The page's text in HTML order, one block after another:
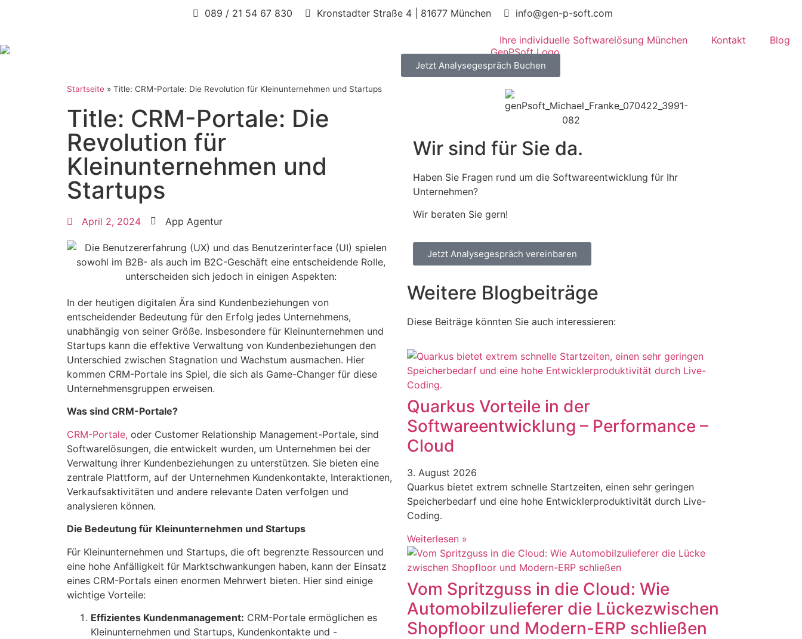
089 / 21 54 67 830 Kronstadter Straße 4 | 81677 München info@gen-p-soft.com
Ihre individuelle Softwarelösung München Kontakt Blog
Jetzt Analysegespräch Buchen
Startseite » Title: CRM-Portale: Die Revolution für Kleinunternehmen und Startups
Title: CRM-Portale: Die
Revolution für
Kleinunternehmen und
Startups
April 2, 2024 App Agentur
In der heutigen digitalen Ära sind Kundenbeziehungen von
entscheidender Bedeutung für den Erfolg jedes Unternehmens,
unabhängig von seiner Größe. Insbesondere für Kleinunternehmen und
Startups kann die effektive Verwaltung von Kundenbeziehungen den
Unterschied zwischen Stagnation und Wachstum ausmachen. Hier
kommen CRM-Portale ins Spiel, die sich als Game-Changer für diese
Unternehmensgruppen erweisen.
Was sind CRM-Portale?
CRM-Portale, oder Customer Relationship Management-Portale, sind
Softwarelösungen, die entwickelt wurden, um Unternehmen bei der
Verwaltung ihrer Kundenbeziehungen zu unterstützen. Sie bieten eine
zentrale Plattform, auf der Unternehmen Kundenkontakte, Interaktionen,
Verkaufsaktivitäten und andere relevante Daten verfolgen und
analysieren können.
Die Bedeutung für Kleinunternehmen und Startups
Für Kleinunternehmen und Startups, die oft begrenzte Ressourcen und
eine hohe Anfälligkeit für Marktschwankungen haben, kann der Einsatz
eines CRM-Portals einen enormen Mehrwert bieten. Hier sind einige
wichtige Vorteile:
Effizientes Kundenmanagement: CRM-Portale ermöglichen es
Kleinunternehmen und Startups, Kundenkontakte und -
Wir sind für Sie da.
Haben Sie Fragen rund um die Softwareentwicklung für Ihr
Unternehmen?
Wir beraten Sie gern!
Jetzt Analysegespräch vereinbaren
Weitere Blogbeiträge
Diese Beiträge könnten Sie auch interessieren:
Quarkus Vorteile in der
Softwareentwicklung – Performance –
Cloud
3. August 2026
Quarkus bietet extrem schnelle Startzeiten, einen sehr geringen
Speicherbedarf und eine hohe Entwicklerproduktivität durch Live-
Coding.
Weiterlesen »
Vom Spritzguss in die Cloud: Wie
Automobilzulieferer die Lückezwischen
Shopfloor und Modern-ERP schließen